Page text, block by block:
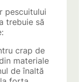
pescuitului
trebuie să
crap de
materiale
de înaltă